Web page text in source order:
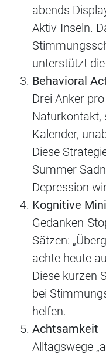
abends
Aktiv-Inseln.
unterstützt
Behavioral
Drei Anker
Naturkontakt,
Kalender,
Diese
Summer
Depression
Kognitive
Gedanken-
Sätzen:
achte heute
Diese kurzen
bei
helfen.
Achtsamkeit
Alltagswege